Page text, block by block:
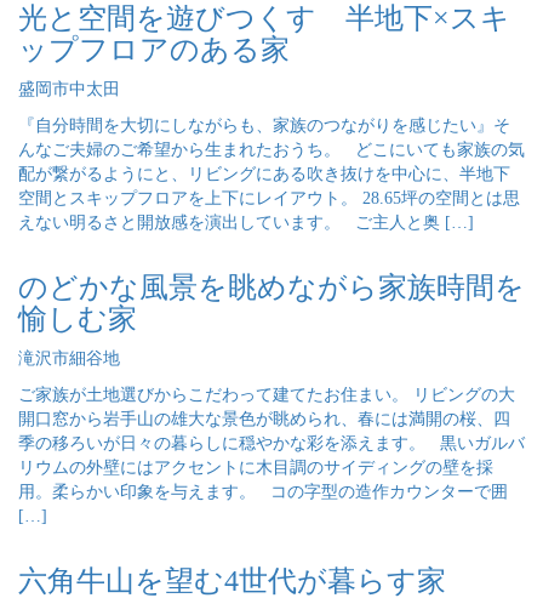
光と空間を遊びつくす 半地下×スキ
ップフロアのある家
盛岡市中太田
『自分時間を大切にしながらも、家族のつながりを感じたい』そ
んなご夫婦のご希望から生まれたおうち。 どこにいても家族の気
配が繋がるようにと、リビングにある吹き抜けを中心に、半地下
空間とスキップフロアを上下にレイアウト。 28.65坪の空間とは思
えない明るさと開放感を演出しています。 ご主人と奥 […]
のどかな風景を眺めながら家族時間を
愉しむ家
滝沢市細谷地
ご家族が土地選びからこだわって建てたお住まい。 リビングの大
開口窓から岩手山の雄大な景色が眺められ、春には満開の桜、四
季の移ろいが日々の暮らしに穏やかな彩を添えます。 黒いガルバ
リウムの外壁にはアクセントに木目調のサイディングの壁を採
用。柔らかい印象を与えます。 コの字型の造作カウンターで囲
[…]
六角牛山を望む4世代が暮らす家